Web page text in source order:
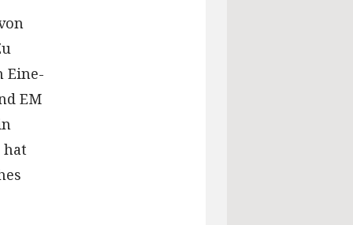
Eine-
EM
hat